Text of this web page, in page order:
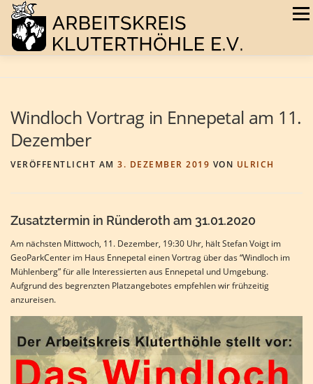
Zum
Inhalt
springen
Menü
TERMINE
Windloch Vortrag in Ennepetal am 11.
Dezember
VERÖFFENTLICHT AM 3. DEZEMBER 2019 VON ULRICH
Zusatztermin in Ründeroth am 31.01.2020
Am nächsten Mittwoch, 11. Dezember, 19:30 Uhr, hält Stefan Voigt im
GeoParkCenter im Haus Ennepetal einen Vortrag über das “Windloch im
Mühlenberg” für alle Interessierten aus Ennepetal und Umgebung.
Aufgrund des begrenzten Platzangebotes empfehlen wir frühzeitig
anzureisen.